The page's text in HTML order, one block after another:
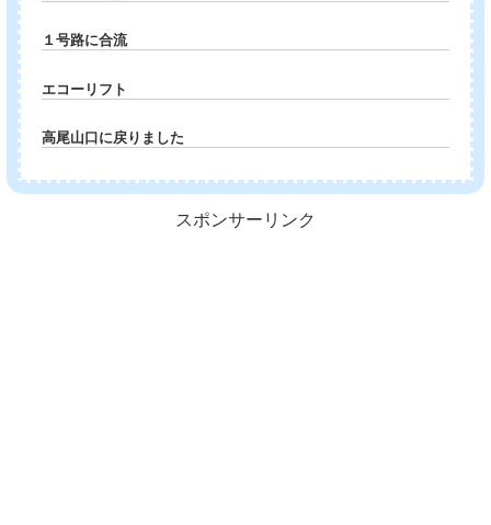
１号路に合流
エコーリフト
高尾山口に戻りました
スポンサーリンク